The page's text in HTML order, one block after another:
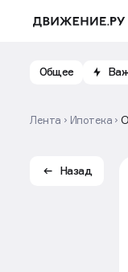
Общее
Лента Ипотека
Назад